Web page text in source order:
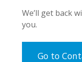
We’ll get back
you.
Go to